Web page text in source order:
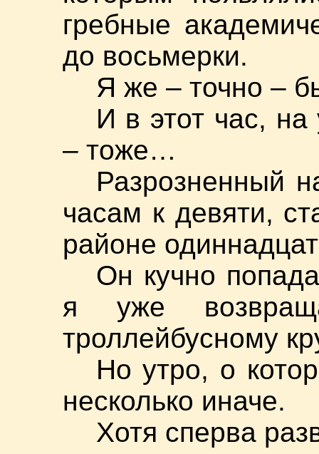
гребные
до восьмерки.
Я же – точно –
И в этот час, на
– тоже…
Разрозненный
часам к девяти,
районе
Он кучно
я уже
троллейбусному
Но утро, о
несколько иначе.
Хотя сперва